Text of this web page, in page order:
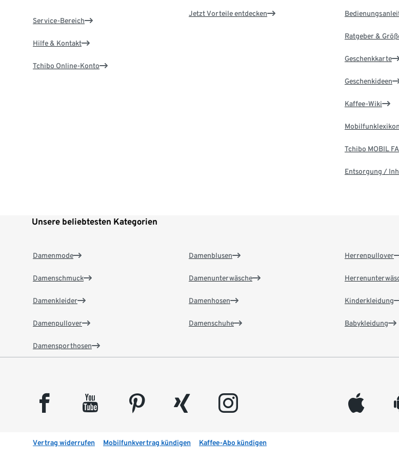
Service-Bereich
Hilfe & Kontakt
Tchibo Online-Konto
Jetzt Vorteile entdecken
Ratgeber &
Geschenkkarte
Geschenkideen
Kaffee-Wiki
Mobilfunklexikon
Tchibo MOBIL
Entsorgung /
Unsere beliebtesten Kategorien
Damenmode
Damenschmuck
Damenkleider
Damenpullover
Damensporthosen
Damenblusen
Damenunterwäsche
Damenhosen
Damenschuhe
Herrenpullover
Kinderkleidung
Babykleidung
facebook youtube pinterest xing instagram appleinc
Vertrag widerrufen Mobilfunkvertrag kündigen Kaffee-Abo kündigen